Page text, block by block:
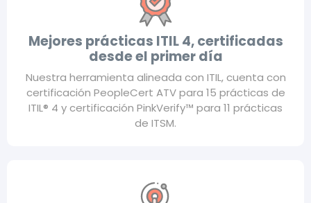
Mejores prácticas ITIL 4, certificadas
desde el primer día
Nuestra herramienta alineada con ITIL, cuenta con
certificación PeopleCert ATV para 15 prácticas de
ITIL® 4 y certificación PinkVerify™ para 11 prácticas
de ITSM.